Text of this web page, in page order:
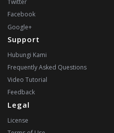
Twitter
Facebook
Google+
Support
Hubungi Kami
Frequently Asked Questions
Video Tutorial
Feedback
Legal
License